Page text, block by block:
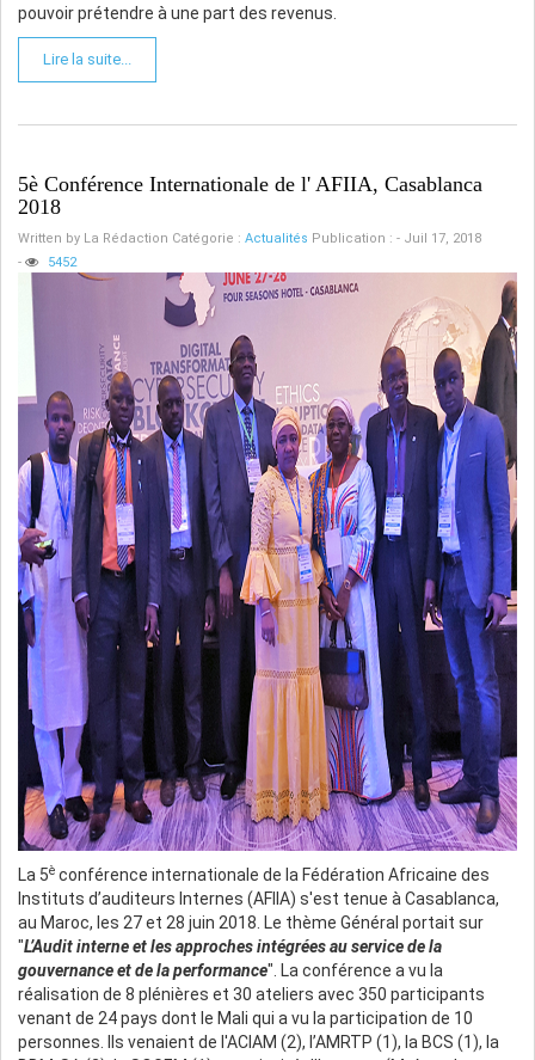
pouvoir prétendre à une part des revenus.
Lire la suite...
5è Conférence Internationale de l' AFIIA, Casablanca
2018
Written by La Rédaction Catégorie : Actualités Publication : - Juil 17, 2018
-
5452
La 5è conférence internationale de la Fédération Africaine des
Instituts d’auditeurs Internes (AFIIA) s'est tenue à Casablanca,
au Maroc, les 27 et 28 juin 2018. Le thème Général portait sur
"L’Audit interne et les approches intégrées au service de la
gouvernance et de la performance". La conférence a vu la
réalisation de 8 plénières et 30 ateliers avec 350 participants
venant de 24 pays dont le Mali qui a vu la participation de 10
personnes. Ils venaient de l'ACIAM (2), l’AMRTP (1), la BCS (1), la